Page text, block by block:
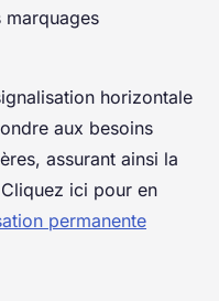
marquages
horizontale
aux besoins
assurant ainsi la
ici pour en
permanente